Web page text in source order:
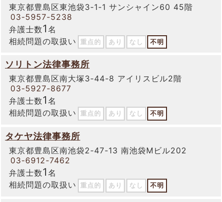
東京都豊島区東池袋3-1-1 サンシャイン60 45階
03-5957-5238
弁護士数1 名
相続問題の取扱い
重点的 あり なし 不明
ソリトン法律事務所
東京都豊島区南大塚3-44-8 アイリスビル2階
03-5927-8677
弁護士数1 名
相続問題の取扱い
重点的 あり なし 不明
タケヤ法律事務所
東京都豊島区南池袋2-47-13 南池袋Mビル202
03-6912-7462
弁護士数1 名
相続問題の取扱い
重点的 あり なし 不明